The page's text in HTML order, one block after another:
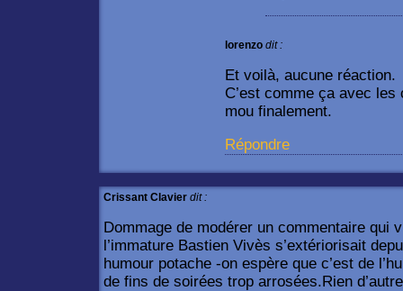
lorenzo dit :
Et voilà, aucune réaction.
C’est comme ça avec
mou finalement.
Répondre
Crissant Clavier dit :
Dommage de modérer un commentaire qui
l’immature Bastien Vivès s’extériorisait
humour potache -on espère que c’est de
de fins de soirées trop arrosées.Rien